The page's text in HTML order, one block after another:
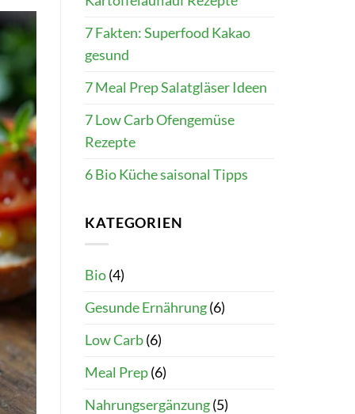
7 Fakten: Superfood Kakao
gesund
7 Meal Prep Salatgläser Ideen
7 Low Carb Ofengemüse
Rezepte
6 Bio Küche saisonal Tipps
KATEGORIEN
Bio(4)
Gesunde Ernährung(6)
Low Carb(6)
Meal Prep(6)
Nahrungsergänzung(5)